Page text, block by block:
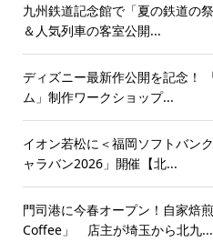
九州鉄道記念館で「夏の鉄道
＆人気列車の客室公開...
ディズニー最新作公開を記念！
ム」制作ワークショップ...
イオン若松に＜福岡ソフトバン
ャラバン2026」開催【北...
門司港に今春オープン！自家焙
Coffee」 店主が埼玉から北九...